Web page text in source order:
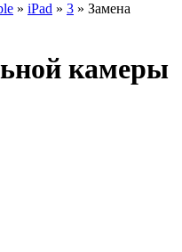
» iPad » 3 » Замена
камеры